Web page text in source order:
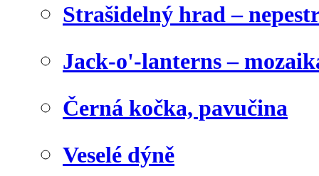
Strašidelný hrad –
Jack-o'-lanterns –
Černá kočka, pavučina
Veselé dýně